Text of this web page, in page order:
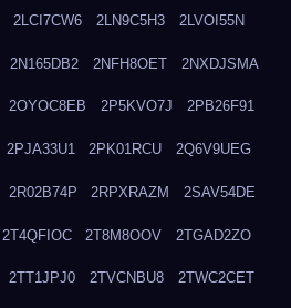
2LCI7CW6 2LN9C5H3 2LVOI55N
2N165DB2 2NFH8OET 2NXDJSMA
2OYOC8EB 2P5KVO7J 2PB26F91
2PJA33U1 2PK01RCU 2Q6V9UEG
2R02B74P 2RPXRAZM 2SAV54DE
2T4QFIOC 2T8M8OOV 2TGAD2ZO
2TT1JPJ0 2TVCNBU8 2TWC2CET